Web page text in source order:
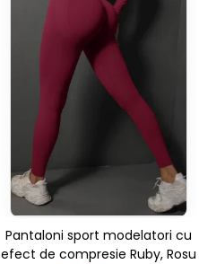
Pantaloni sport modelatori cu
efect de compresie Ruby, Rosu